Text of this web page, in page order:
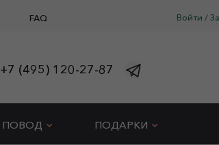
FAQ Войти /
+7 (495) 120-27-87
ПОВОД ПОДАРКИ